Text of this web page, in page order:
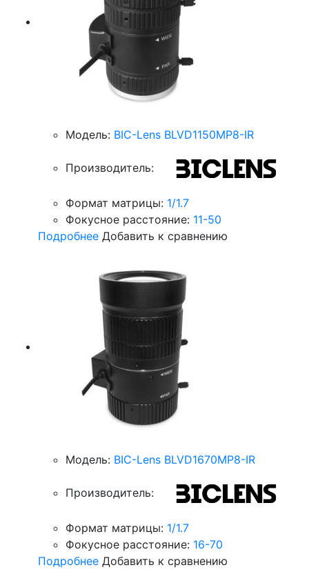
Модель: BIC-Lens BLVD1150MP8-IR
Производитель:
Формат матрицы: 1/1.7
Фокусное расстояние: 11-50
Подробнее Добавить к сравнению
Модель: BIC-Lens BLVD1670MP8-IR
Производитель:
Формат матрицы: 1/1.7
Фокусное расстояние: 16-70
Подробнее Добавить к сравнению